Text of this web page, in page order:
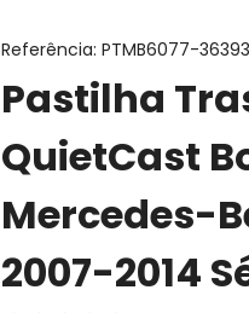
Referência:PTMB6077-36393
Pastilha
QuietCast
Mercedes-
2007-2014